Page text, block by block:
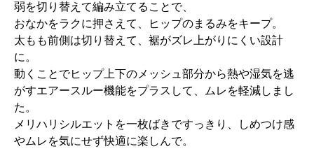
弱を切り替えて編み立てることで、
おなかをラクに押さえて、ヒップのまるみをキープ。
太もも前側は切り替えて、裾がズレ上がりにくい設計
に。
動くことでヒップ上下のメッシュ部分から熱や湿気を逃
がすエアースルー機能をプラスして、ムレを軽減しまし
た。
メリハリシルエットを一枚ばきですっきり、しめつけ感
やムレを気にせず快適に楽しんで。